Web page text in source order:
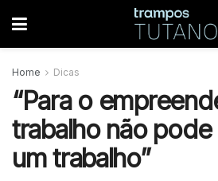
Home Dicas
“Para o
trabalho não
um trabalho”